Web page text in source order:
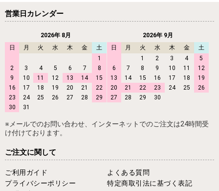
営業日カレンダー
2026年 8月
日
月 火 水 木 金
土
1
2
3 4 5 6 7
8
9
10 11 12 13 14
15
16
17 18 19 20 21
22
23
24 25 26 27 28
29
30
31
2026年 9月
日
月 火 水 木 金
土
1
2 3 4
5
6
7 8 9 10 11
12
13
14 15 16 17 18
19
20
21 22 23 24 25
26
27
28 29 30
※メールでのお問い合わせ、インターネットでのご注文は24時間受
け付けております。
ご注文に関して
ご利用ガイド
よくある質問
プライバシーポリシー
特定商取引法に基づく表記